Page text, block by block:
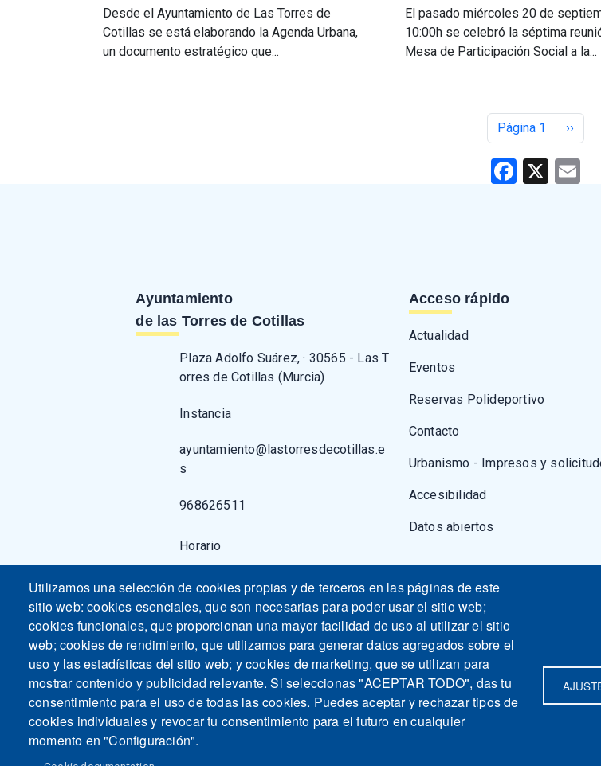
Desde el Ayuntamiento de Las Torres de
Cotillas se está elaborando la Agenda Urbana,
un documento estratégico que...
El pasado miércoles 20 de
10:00h se celebró la séptima
Mesa de Participación Social a la...
Página 1 ››
X
Ayuntamiento
de las Torres de Cotillas
Plaza Adolfo Suárez, · 30565 - Las T
orres de Cotillas (Murcia)
Instancia
ayuntamiento@lastorresdecotillas.e
s
968626511
Horario
Acceso rápido
Actualidad
Eventos
Reservas Polideportivo
Contacto
Urbanismo - Impresos y
Accesibilidad
Datos abiertos
Utilizamos una selección de cookies propias y de terceros en las páginas de este
sitio web: cookies esenciales, que son necesarias para poder usar el sitio web;
cookies funcionales, que proporcionan una mayor facilidad de uso al utilizar el sitio
web; cookies de rendimiento, que utilizamos para generar datos agregados sobre el
uso y las estadísticas del sitio web; y cookies de marketing, que se utilizan para
mostrar contenido y publicidad relevante. Si seleccionas "ACEPTAR TODO", das tu
consentimiento para el uso de todas las cookies. Puedes aceptar y rechazar tipos de
cookies individuales y revocar tu consentimiento para el futuro en cualquier
momento en "Configuración".